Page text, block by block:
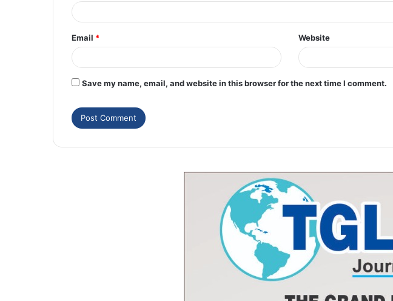
Email * Website
Save my name, email, and website in this browser for the next time I comment.